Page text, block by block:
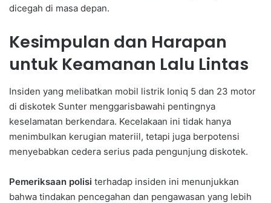
dicegah di masa depan.
Kesimpulan dan Harapan
untuk Keamanan Lalu Lintas
Insiden yang melibatkan mobil listrik Ioniq 5 dan 23 motor
di diskotek Sunter menggarisbawahi pentingnya
keselamatan berkendara. Kecelakaan ini tidak hanya
menimbulkan kerugian materiil, tetapi juga berpotensi
menyebabkan cedera serius pada pengunjung diskotek.
Pemeriksaan polisi terhadap insiden ini menunjukkan
bahwa tindakan pencegahan dan pengawasan yang lebih